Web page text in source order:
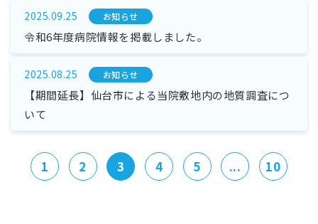
2025.09.25 お知らせ
令和6年度病院情報を掲載しました。
2025.08.25 お知らせ
【期間延長】仙台市による当院敷地内の地質調査につ
いて
1 2 3 4 5 ... 10